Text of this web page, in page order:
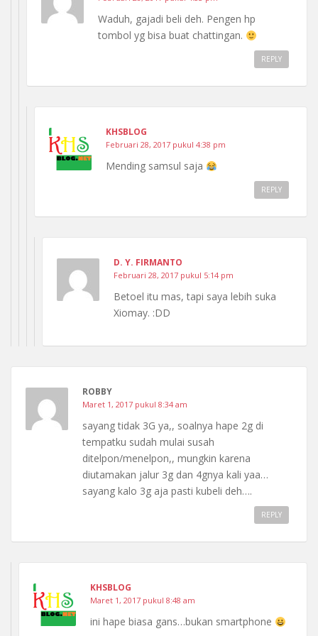
Waduh, gajadi beli deh. Pengen hp
tombol yg bisa buat chattingan.
REPLY
KHSBLOG
Februari 28, 2017 pukul 4:38 pm
Mending samsul saja
REPLY
D. Y. FIRMANTO
Februari 28, 2017 pukul 5:14 pm
Betoel itu mas, tapi saya lebih suka
Xiomay. :DD
ROBBY
Maret 1, 2017 pukul 8:34 am
sayang tidak 3G ya,, soalnya hape 2g di
tempatku sudah mulai susah
ditelpon/menelpon,, mungkin karena
diutamakan jalur 3g dan 4gnya kali yaa…
sayang kalo 3g aja pasti kubeli deh….
REPLY
KHSBLOG
Maret 1, 2017 pukul 8:48 am
ini hape biasa gans…bukan smartphone